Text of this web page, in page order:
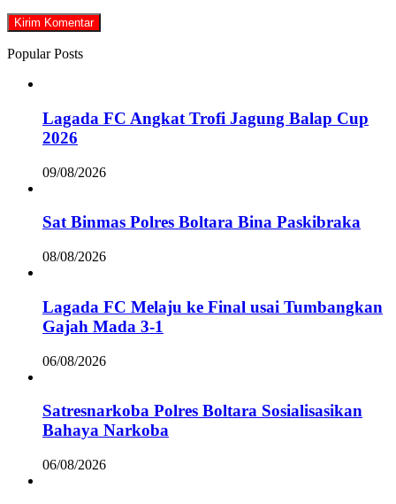
Popular Posts
Lagada FC Angkat Trofi Jagung Balap Cup
2026
09/08/2026
Sat Binmas Polres Boltara Bina Paskibraka
08/08/2026
Lagada FC Melaju ke Final usai Tumbangkan
Gajah Mada 3-1
06/08/2026
Satresnarkoba Polres Boltara Sosialisasikan
Bahaya Narkoba
06/08/2026